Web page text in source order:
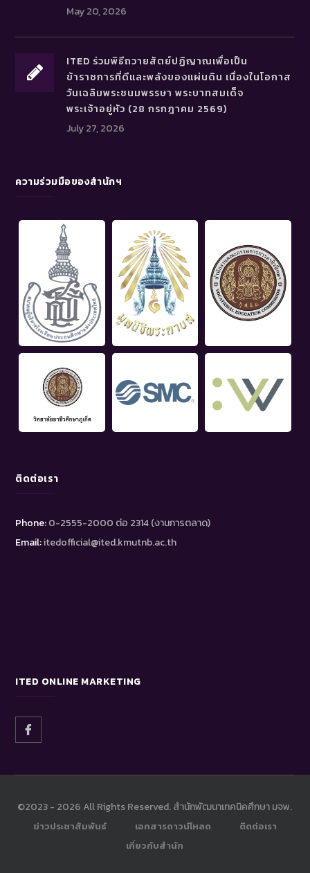
May 20, 2026
ITED ร่วมพิธีถวายสัตย์ปฏิญาณเพื่อเป็น
ข้าราชการที่ดีและพลังของแผ่นดิน เนื่องในโอกาส
วันเฉลิมพระชนมพรรษา พระบาทสมเด็จ
พระเจ้าอยู่หัว (28 กรกฎาคม 2569)
July 27, 2026
ความร่วมมือของสำนักฯ
ติดต่อเรา
Phone:0-2555-2000 ต่อ 2314 (งานการตลาด)
Email:itedofficial@ited.kmutnb.ac.th
ITED ONLINE MARKETING
©2023 - 2026 All Rights Reserved. สำนักพัฒนาเทคนิคศึกษา มจพ.
ข่าวประชาสัมพันธ์ เอกสารดาวน์โหลด
ติดต่อเรา
เกี่ยวกับสำนัก